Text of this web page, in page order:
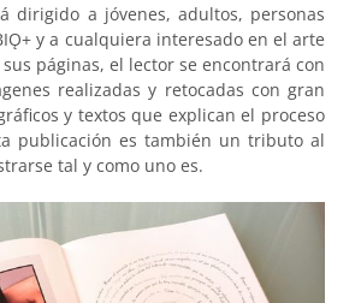
dirigido a jóvenes, adultos, personas
y a cualquiera interesado en el arte
páginas, el lector se encontrará con
realizadas y retocadas con gran
y textos que explican el proceso
publicación es también un tributo al
tal y como uno es.